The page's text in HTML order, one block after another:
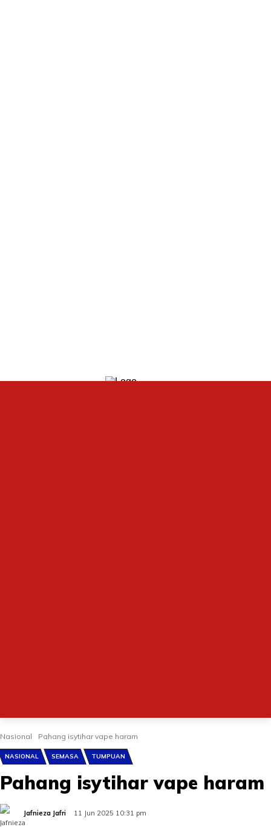
Nasional Pahang isytihar vape haram
NASIONAL SEMASA TUMPUAN
Pahang isytihar vape haram
Jafnieza Jafri 11 Jun 2025 10:31 pm